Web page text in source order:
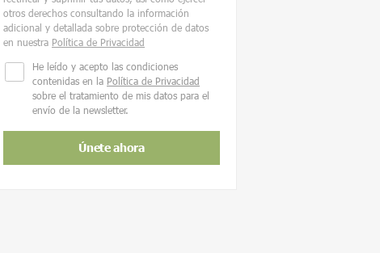
otros derechos consultando la información
adicional y detallada sobre protección de datos
en nuestra Política de Privacidad
He leído y acepto las condiciones
contenidas en la Política de Privacidad
sobre el tratamiento de mis datos para el
envío de la newsletter.